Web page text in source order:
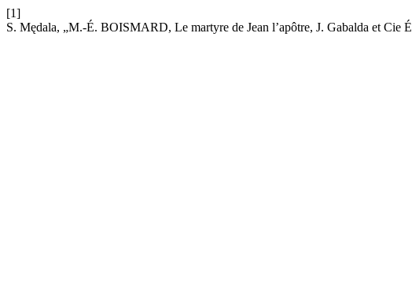
[1]
S. Mędala, „M.-É. BOISMARD, Le martyre de Jean l’apôtre, J. Gabalda et Cie